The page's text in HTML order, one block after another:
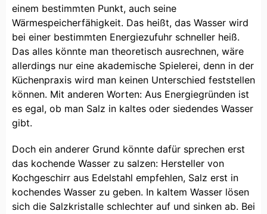
einem bestimmten Punkt, auch seine
Wärmespeicherfähigkeit. Das heißt, das Wasser wird
bei einer bestimmten Energiezufuhr schneller heiß.
Das alles könnte man theoretisch ausrechnen, wäre
allerdings nur eine akademische Spielerei, denn in der
Küchenpraxis wird man keinen Unterschied feststellen
können. Mit anderen Worten: Aus Energiegründen ist
es egal, ob man Salz in kaltes oder siedendes Wasser
gibt.
Doch ein anderer Grund könnte dafür sprechen erst
das kochende Wasser zu salzen: Hersteller von
Kochgeschirr aus Edelstahl empfehlen, Salz erst in
kochendes Wasser zu geben. In kaltem Wasser lösen
sich die Salzkristalle schlechter auf und sinken ab. Bei